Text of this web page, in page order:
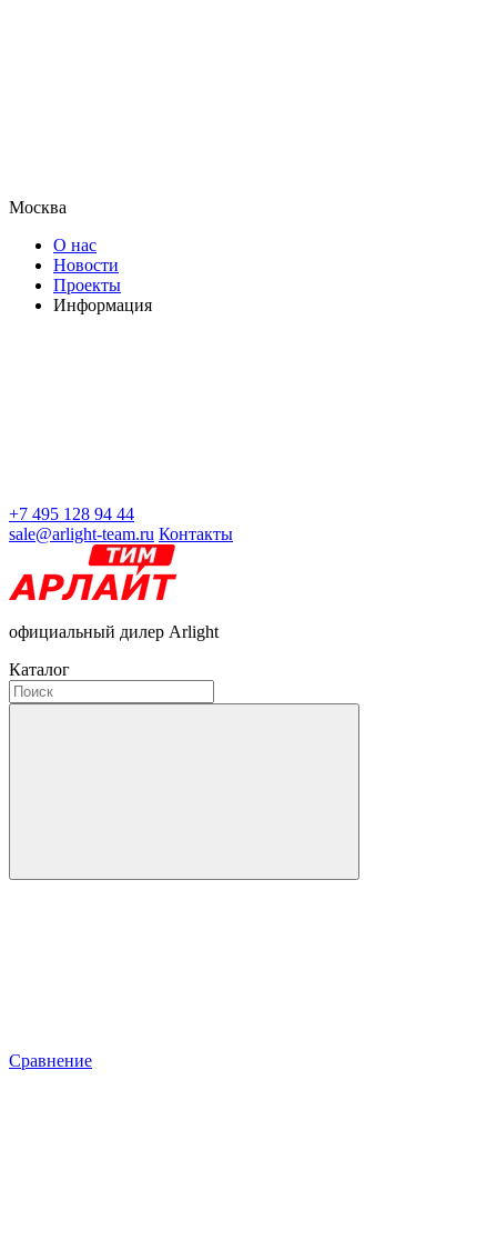
Москва
О нас
Новости
Проекты
Информация
+7 495 128 94 44
sale@arlight-team.ru Контакты
официальный дилер Arlight
Каталог
Сравнение